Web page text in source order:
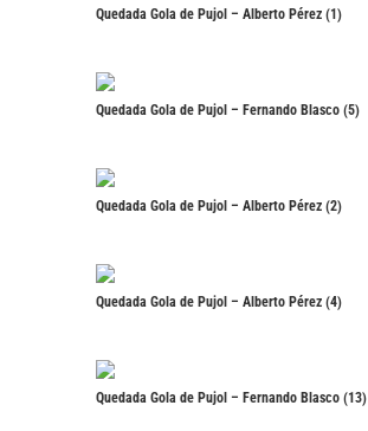
Quedada Gola de Pujol – Alberto Pérez (1)
Quedada Gola de Pujol – Fernando Blasco (5)
Quedada Gola de Pujol – Alberto Pérez (2)
Quedada Gola de Pujol – Alberto Pérez (4)
Quedada Gola de Pujol – Fernando Blasco (13)